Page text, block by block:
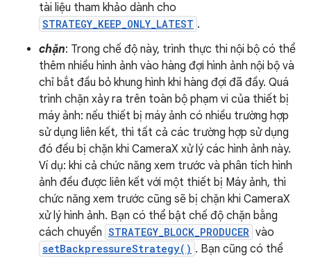
tài liệu tham khảo dành cho
STRATEGY_KEEP_ONLY_LATEST .
chặn: Trong chế độ này, trình thực thi nội bộ có thể
thêm nhiều hình ảnh vào hàng đợi hình ảnh nội bộ và
chỉ bắt đầu bỏ khung hình khi hàng đợi đã đầy. Quá
trình chặn xảy ra trên toàn bộ phạm vi của thiết bị
máy ảnh: nếu thiết bị máy ảnh có nhiều trường hợp
sử dụng liên kết, thì tất cả các trường hợp sử dụng
đó đều bị chặn khi CameraX xử lý các hình ảnh này.
Ví dụ: khi cả chức năng xem trước và phân tích hình
ảnh đều được liên kết với một thiết bị Máy ảnh, thì
chức năng xem trước cũng sẽ bị chặn khi CameraX
xử lý hình ảnh. Bạn có thể bật chế độ chặn bằng
cách chuyển STRATEGY_BLOCK_PRODUCER vào
setBackpressureStrategy() . Bạn cũng có thể